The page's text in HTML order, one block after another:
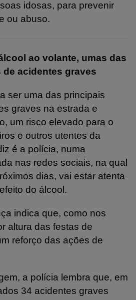
idosas, para prevenir
ou abuso.
ao volante, umas das
acidentes graves
ser uma das principais
graves na estrada e
um risco elevado para o
e outros utentes da
é a polícia, numa
nas redes sociais, na qual
dias, vai estar atenta
do álcool.
indica que, como nos
altura das festas de
reforço das ações de
a polícia lembra que, em
34 acidentes graves